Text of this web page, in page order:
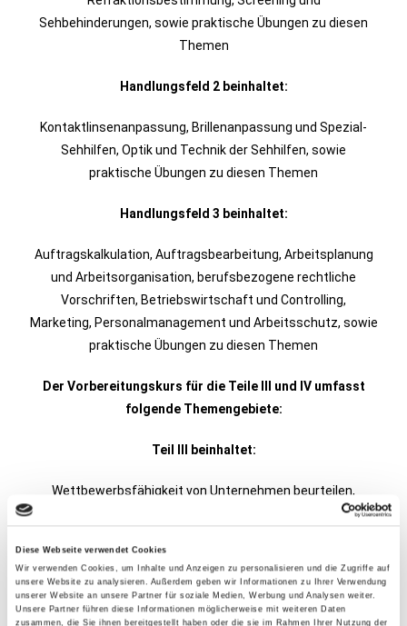
Diese Webseite verwendet Cookies
Wir verwenden Cookies, um Inhalte und Anzeigen zu personalisieren und die Zugriffe auf
unsere Website zu analysieren. Außerdem geben wir Informationen zu Ihrer Verwendung
unserer Website an unsere Partner für soziale Medien, Werbung und Analysen weiter.
Unsere Partner führen diese Informationen möglicherweise mit weiteren Daten
zusammen, die Sie ihnen bereitgestellt haben oder die sie im Rahmen Ihrer Nutzung der
Sehbehinderungen, sowie praktische Übungen zu diesen
Themen
Handlungsfeld 2 beinhaltet:
Kontaktlinsenanpassung, Brillenanpassung und Spezial-
Sehhilfen, Optik und Technik der Sehhilfen, sowie
praktische Übungen zu diesen Themen
Handlungsfeld 3 beinhaltet:
Auftragskalkulation, Auftragsbearbeitung, Arbeitsplanung
und Arbeitsorganisation, berufsbezogene rechtliche
Vorschriften, Betriebswirtschaft und Controlling,
Marketing, Personalmanagement und Arbeitsschutz, sowie
praktische Übungen zu diesen Themen
Der Vorbereitungskurs für die Teile III und IV umfasst
folgende Themengebiete:
Teil III beinhaltet:
Wettbewerbsfähigkeit von Unternehmen beurteilen,
Gründungs- und Übernahmeaktivitäten vorbereiten,
praktische Übungen zu diesen Themen
Teil IV beinhaltet: